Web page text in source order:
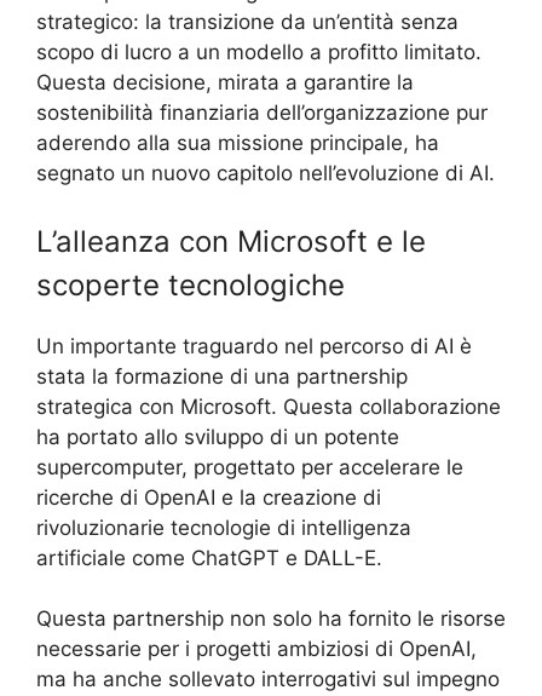
strategico: la transizione da un’entità senza
scopo di lucro a un modello a profitto limitato.
Questa decisione, mirata a garantire la
sostenibilità finanziaria dell’organizzazione pur
aderendo alla sua missione principale, ha
segnato un nuovo capitolo nell’evoluzione di AI.
L’alleanza con Microsoft e le
scoperte tecnologiche
Un importante traguardo nel percorso di AI è
stata la formazione di una partnership
strategica con Microsoft. Questa collaborazione
ha portato allo sviluppo di un potente
supercomputer, progettato per accelerare le
ricerche di OpenAI e la creazione di
rivoluzionarie tecnologie di intelligenza
artificiale come ChatGPT e DALL-E.
Questa partnership non solo ha fornito le risorse
necessarie per i progetti ambiziosi di OpenAI,
ma ha anche sollevato interrogativi sul impegno